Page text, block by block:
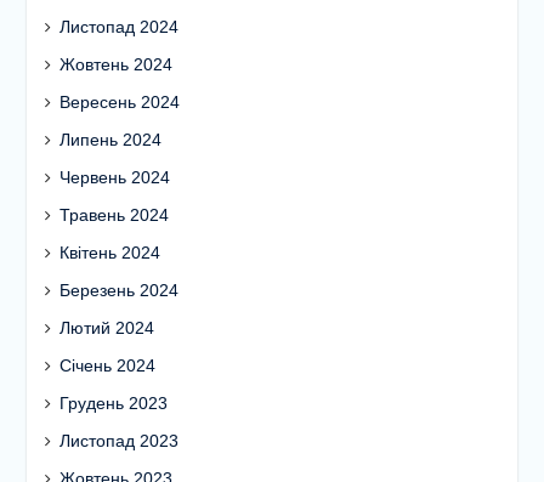
Листопад 2024
Жовтень 2024
Вересень 2024
Липень 2024
Червень 2024
Травень 2024
Квітень 2024
Березень 2024
Лютий 2024
Січень 2024
Грудень 2023
Листопад 2023
Жовтень 2023